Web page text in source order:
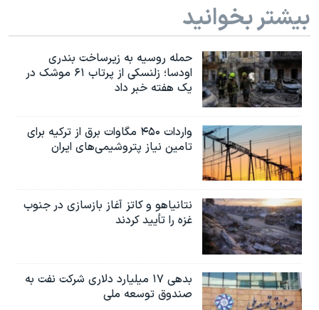
بیشتر بخوانید
حمله روسیه به زیرساخت بندری
اودسا؛ زلنسکی از پرتاب ۶۱ موشک در
یک هفته خبر داد
واردات ۴۵۰ مگاوات برق از ترکیه برای
تامین نیاز پتروشیمی‌های ایران
نتانیاهو و کاتز آغاز بازسازی در جنوب
غزه را تأیید کردند
بدهی ۱۷ میلیارد دلاری شرکت نفت به
صندوق توسعه ملی